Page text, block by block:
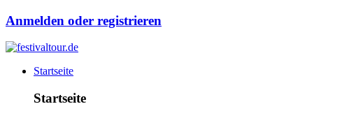
Anmelden oder registrieren
Startseite
Startseite